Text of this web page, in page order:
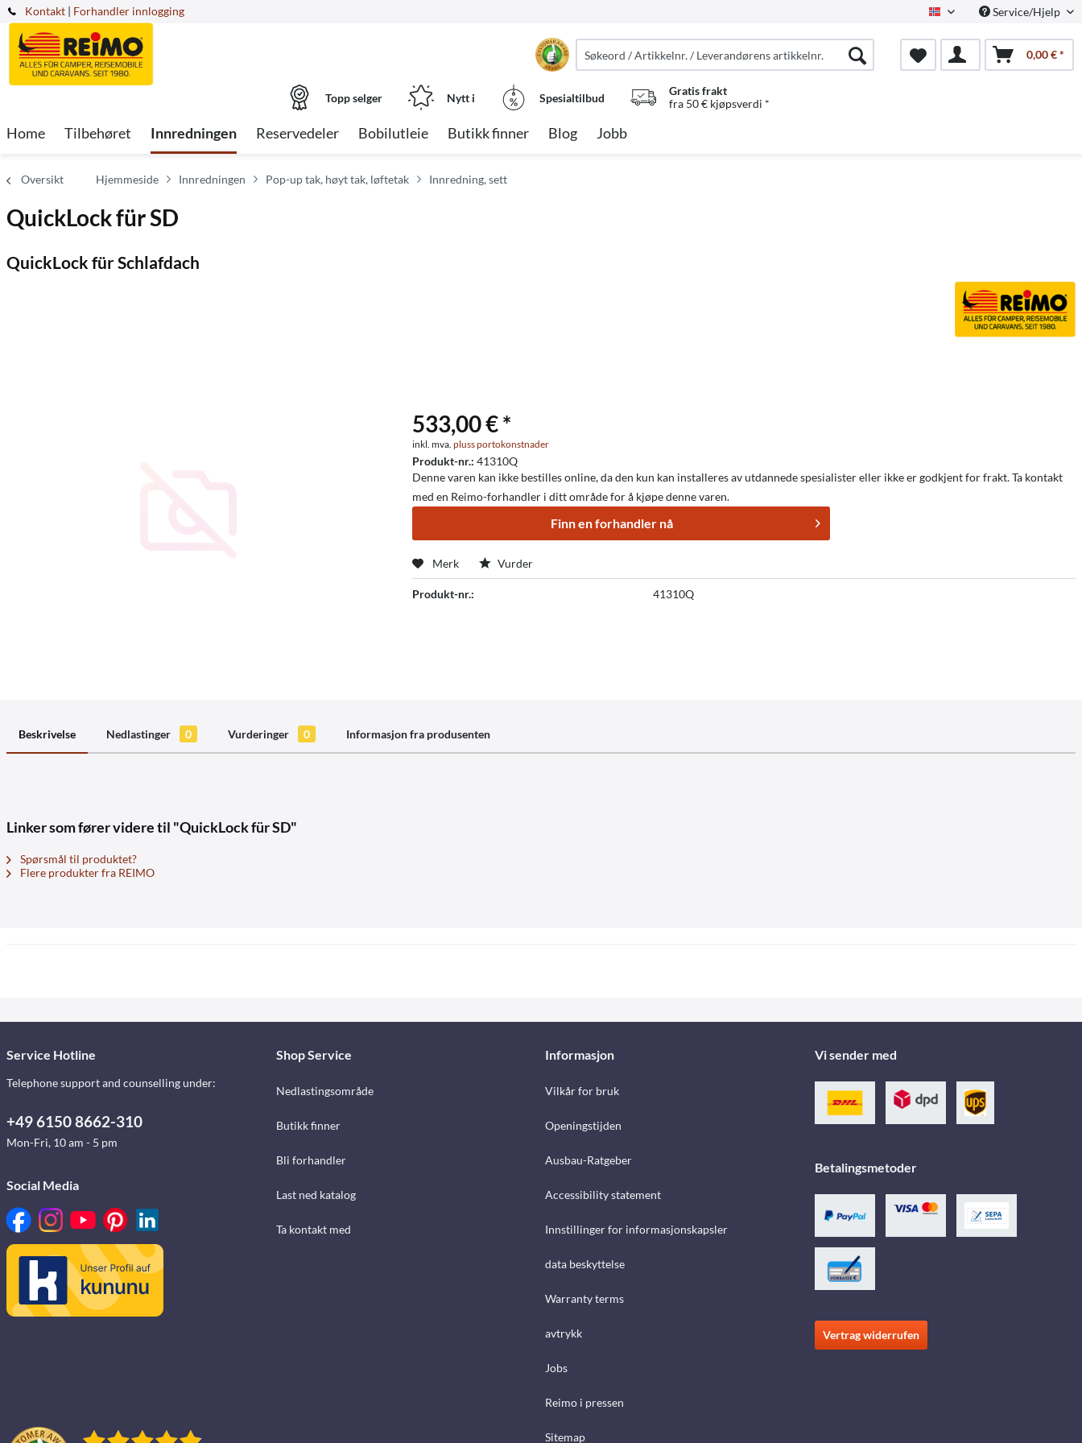
Kontakt NorwegianService/Hjelp
| Forhandler innlogging
0,00 € *
Topp selger Nytt i Spesialtilbud
Gratis frakt
fra 50 € kjøpsverdi *
Home Tilbehøret Innredningen Reservedeler Bobilutleie Butikk finner Blog Jobb
Oversikt Hjemmeside Innredningen Pop-up tak, høyt tak, løftetak Innredning, sett
QuickLock für SD
QuickLock für Schlafdach
533,00 € *
inkl. mva. pluss portokonstnader
Produkt-nr.: 41310Q
Denne varen kan ikke bestilles online, da den kun kan installeres av utdannede spesialister eller ikke er godkjent for frakt. Ta kontakt
med en Reimo-forhandler i ditt område for å kjøpe denne varen.
Finn en forhandler nå
Merk Vurder
Produkt-nr.: 41310Q
Beskrivelse Nedlastinger 0 Vurderinger 0 Informasjon fra produsenten
Linker som fører videre til "QuickLock für SD"
Spørsmål til produktet?
Flere produkter fra REIMO
Service Hotline
Telephone support and counselling under:
+49 6150 8662-310
Mon-Fri, 10 am - 5 pm
Social Media
Shop Service
Nedlastingsområde
Butikk finner
Bli forhandler
Last ned katalog
Ta kontakt med
Informasjon
Vilkår for bruk
Openingstijden
Ausbau-Ratgeber
Accessibility statement
Innstillinger for informasjonskapsler
data beskyttelse
Warranty terms
avtrykk
Jobs
Reimo i pressen
Sitemap
Vi sender med
Betalingsmetoder
Vertrag widerrufen